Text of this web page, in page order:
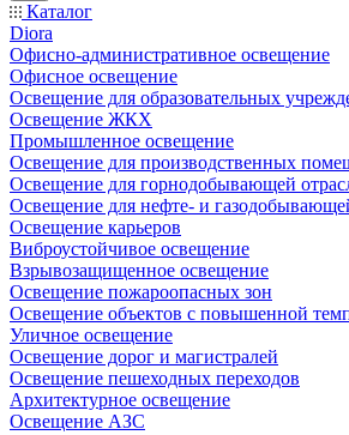
Каталог
Diora
Офисно-административное освещение
Офисное освещение
Освещение для образовательных
Освещение ЖКХ
Промышленное освещение
Освещение для производственных
Освещение для горнодобывающей
Освещение для нефте- и
Освещение карьеров
Виброустойчивое освещение
Взрывозащищенное освещение
Освещение пожароопасных зон
Освещение объектов с повышенной
Уличное освещение
Освещение дорог и магистралей
Освещение пешеходных переходов
Архитектурное освещение
Освещение АЗС